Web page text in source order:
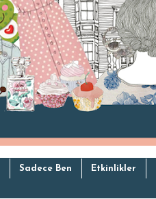
Sadece Ben Etkinlikler